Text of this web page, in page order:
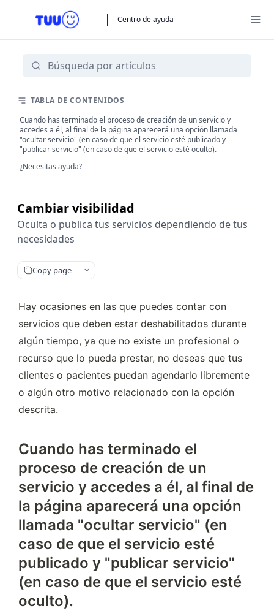
Centro de ayuda
Cambiar visibilidad
Oculta o publica tus servicios dependiendo de tus
necesidades
Copy page
Hay ocasiones en las que puedes contar con
servicios que deben estar deshabilitados durante
algún tiempo, ya que no existe un profesional o
recurso que lo pueda prestar, no deseas que tus
clientes o pacientes puedan agendarlo libremente
o algún otro motivo relacionado con la opción
descrita.
Cuando has terminado el
proceso de creación de un
servicio y accedes a él, al final de
la página aparecerá una opción
llamada "ocultar servicio" (en
caso de que el servicio esté
publicado y "publicar servicio"
(en caso de que el servicio esté
oculto).
TABLA DE CONTENIDOS
Cuando has terminado el proceso de creación de un servicio y
accedes a él, al final de la página aparecerá una opción llamada
"ocultar servicio" (en caso de que el servicio esté publicado y
"publicar servicio" (en caso de que el servicio esté oculto).
¿Necesitas ayuda?